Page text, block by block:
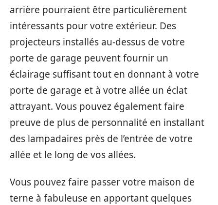
arrière pourraient être particulièrement
intéressants pour votre extérieur. Des
projecteurs installés au-dessus de votre
porte de garage peuvent fournir un
éclairage suffisant tout en donnant à votre
porte de garage et à votre allée un éclat
attrayant. Vous pouvez également faire
preuve de plus de personnalité en installant
des lampadaires près de l’entrée de votre
allée et le long de vos allées.
Vous pouvez faire passer votre maison de
terne à fabuleuse en apportant quelques